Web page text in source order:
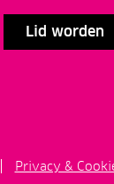
Lid worden
Privacy &